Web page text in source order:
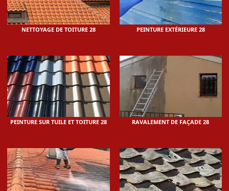
NETTOYAGE DE TOITURE 28 PEINTURE EXTÉRIEURE 28
PEINTURE SUR TUILE ET TOITURE 28 RAVALEMENT DE FAÇADE 28